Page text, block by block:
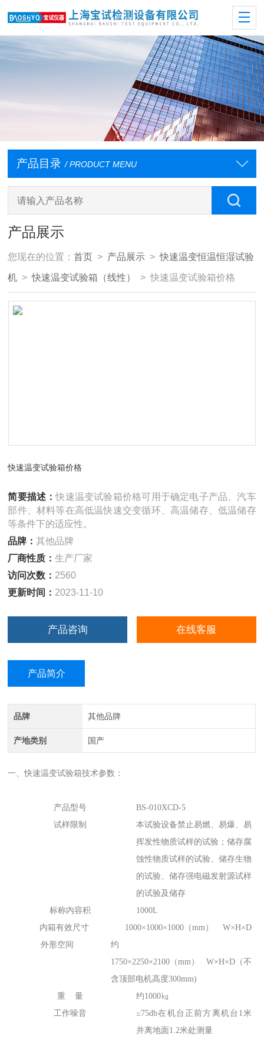
产品目录 / PRODUCT MENU
产品展示
您现在的位置：首页 > 产品展示 >快速温变恒温恒湿试验
机 >快速温变试验箱（线性） > 快速温变试验箱价格
快速温变试验箱价格
简要描述：快速温变试验箱价格可用于确定电子产品、汽车
部件、材料等在高低温快速交变循环、高温储存、低温储存
等条件下的适应性。
品牌：其他品牌
厂商性质：生产厂家
访问次数： 2560
更新时间： 2023-11-10
产品咨询 在线客服
产品简介
品牌 其他品牌
产地类别 国产
一、快速温变试验箱技术参数：
产品型号
BS-010XCD-5
试样限制
本试验设备禁止易燃、易爆、易
挥发性物质试样的试验；储存腐
蚀性物质试样的试验、储存生物
的试验、储存强电磁发射源试样
的试验及储存
标称内容积
1000L
内箱有效尺寸
1000×1000×1000（mm） W×H×D
外形空间
约
1750×2250×2100（mm） W×H×D（不
含顶部电机高度300mm)
重 量
约1000㎏
工作噪音
≤75db在机台正前方离机台1米
并离地面1.2米处测量